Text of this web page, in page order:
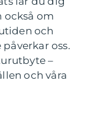
också om
och
oss.
–
och våra